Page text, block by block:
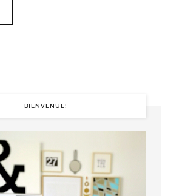
BIENVENUE!